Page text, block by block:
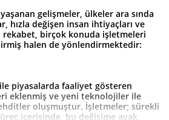
gelişmeler, ülkeler ara sında
hızla değişen insan ihtiyaçları ve
rekabet, birçok konuda işletmeleri
halen de yönlendirmektedir:
piyasalarda faaliyet gösteren
eklenmiş ve yeni teknolojiler ile
oluşmuştur. İşletmeler; sürekli
içerisinde, bu değişime ayak